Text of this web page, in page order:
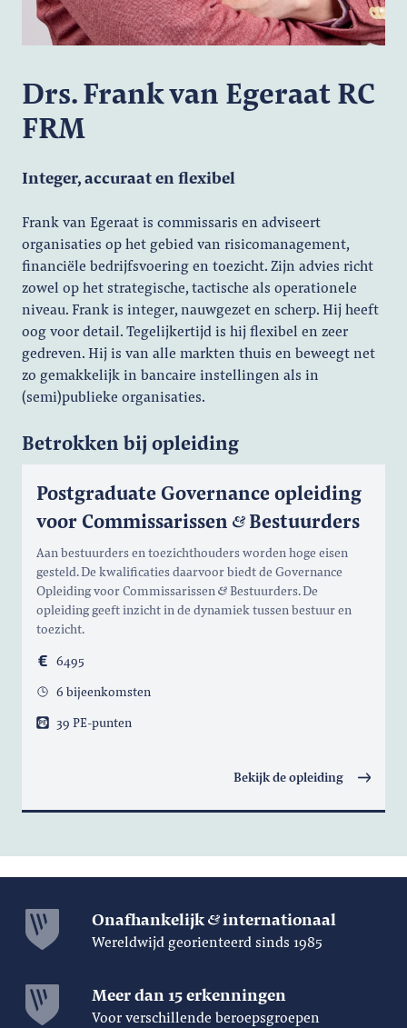
Drs. Frank van Egeraat RC
FRM
Integer, accuraat en flexibel
Frank van Egeraat is commissaris en adviseert
organisaties op het gebied van risicomanagement,
financiële bedrijfsvoering en toezicht. Zijn advies richt
zowel op het strategische, tactische als operationele
niveau. Frank is integer, nauwgezet en scherp. Hij heeft
oog voor detail. Tegelijkertijd is hij flexibel en zeer
gedreven. Hij is van alle markten thuis en beweegt net
zo gemakkelijk in bancaire instellingen als in
(semi)publieke organisaties.
Betrokken bij opleiding
Postgraduate Governance opleiding
voor Commissarissen
Bestuurders
Aan bestuurders en toezichthouders worden hoge eisen
gesteld. De kwalificaties daarvoor biedt de Governance
Opleiding voor Commissarissen
Bestuurders. De
opleiding geeft inzicht in de dynamiek tussen bestuur en
toezicht.
6495
6 bijeenkomsten
39 PE-punten
Bekijk de opleiding
Onafhankelijk internationaal
Wereldwijd georienteerd sinds 1985
Meer dan 15 erkenningen
Voor verschillende beroepsgroepen